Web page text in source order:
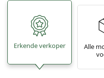
Erkende verkoper
Alle